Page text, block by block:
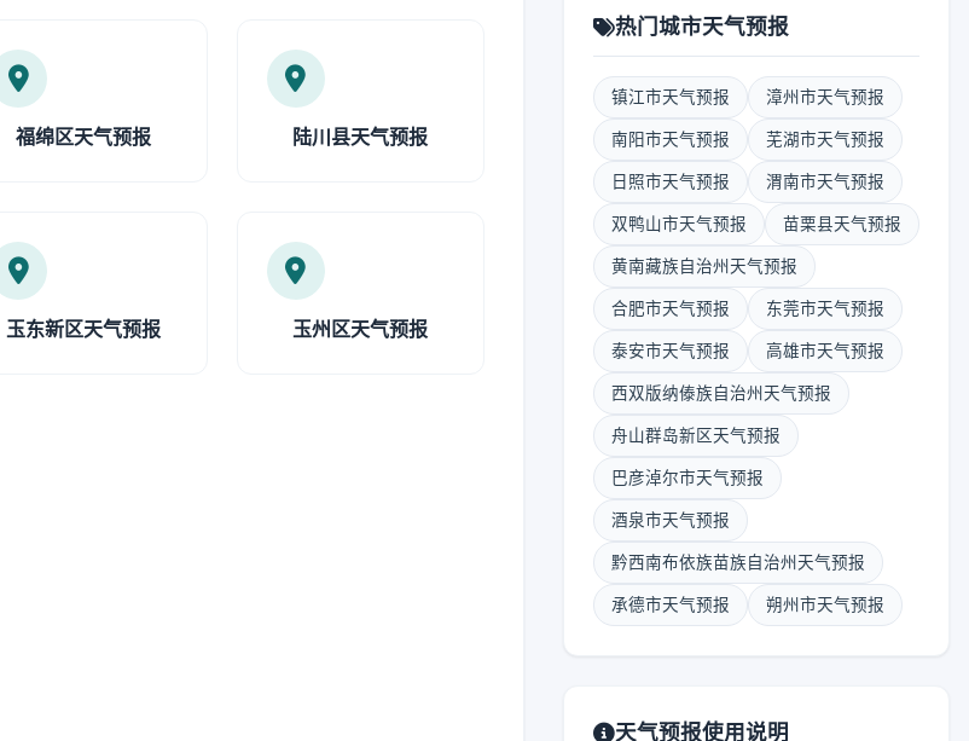
福绵区天气预报 陆川县天气预报
玉东新区天气预报 玉州区天气预报
热门城市天气预报
镇江市天气预报 漳州市天气预报
南阳市天气预报 芜湖市天气预报
日照市天气预报 渭南市天气预报
双鸭山市天气预报 苗栗县天气预报
黄南藏族自治州天气预报
合肥市天气预报 东莞市天气预报
泰安市天气预报 高雄市天气预报
西双版纳傣族自治州天气预报
舟山群岛新区天气预报
巴彦淖尔市天气预报
酒泉市天气预报
黔西南布依族苗族自治州天气预报
承德市天气预报 朔州市天气预报
天气预报使用说明